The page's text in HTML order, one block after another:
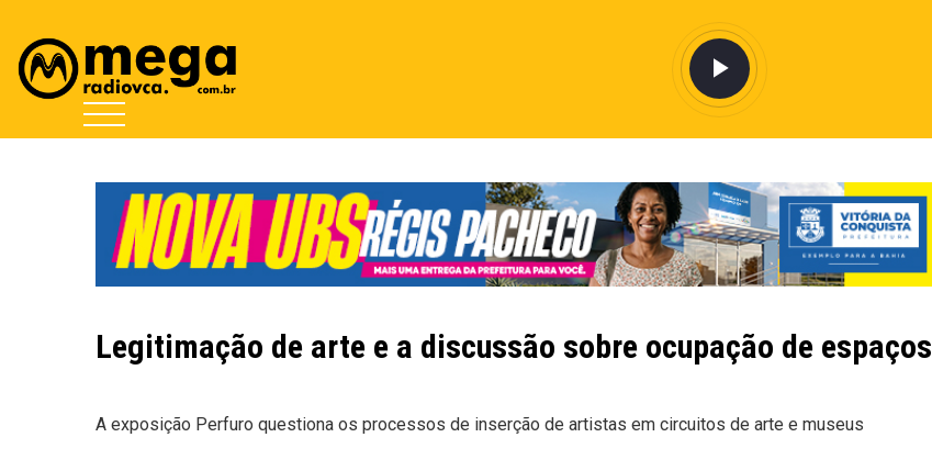
Legitimação de arte e a discussão sobre ocupação de espaços
A exposição Perfuro questiona os processos de inserção de artistas em circuitos de arte e museus